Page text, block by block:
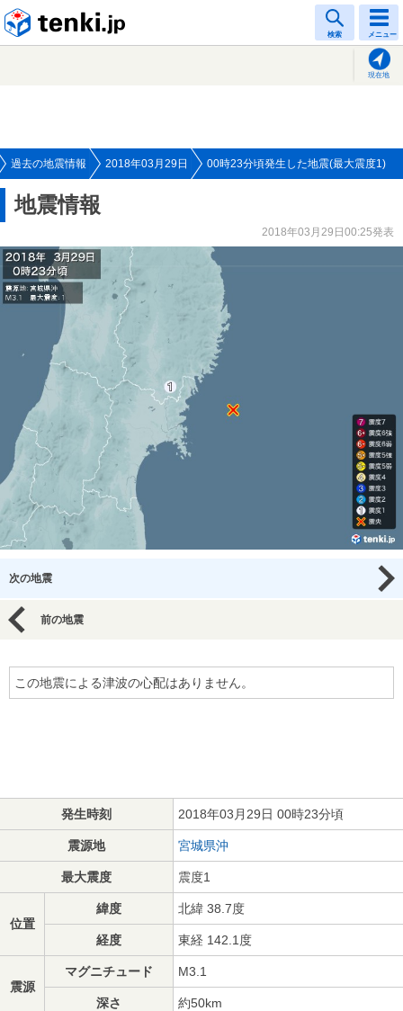
検索 メニュー
現在地
過去の地震情報 2018年03月29日 00時23分頃発生した地震(最大震度1)
地震情報
2018年03月29日00:25発表
次の地震
前の地震
この地震による津波の心配はありません。
発生時刻 2018年03月29日 00時23分頃
震源地 宮城県沖
最大震度 震度1
位置
緯度 北緯 38.7度
経度 東経 142.1度
震源
マグニチュード M3.1
深さ 約50km